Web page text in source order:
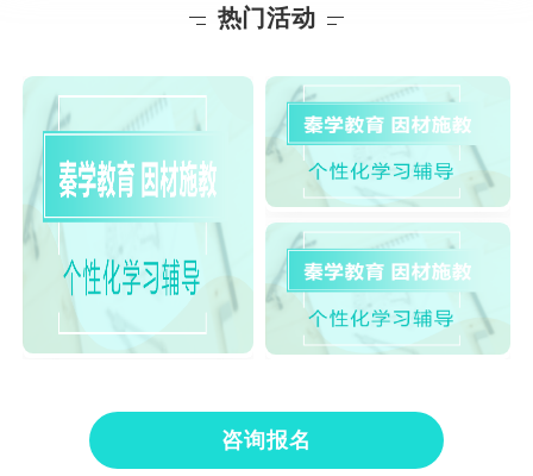
热门活动
咨询报名